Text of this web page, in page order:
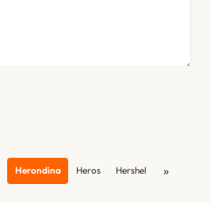
Herondina Heros Hershel »